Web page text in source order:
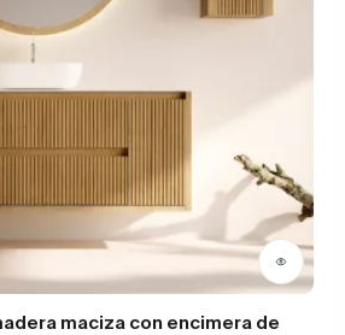
maciza con encimera de